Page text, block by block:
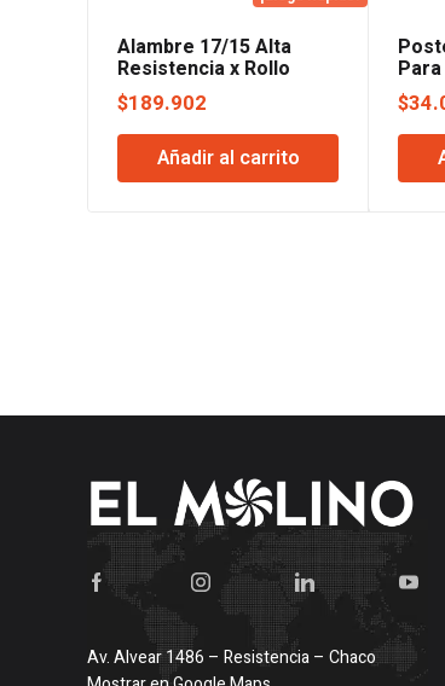
Alambre 17/15 Alta
Resistencia x Rollo
Fortin Importado
Acindar.
$189.902
Añadir al carrito
$
Av. Alvear 1486 – Resistencia – Chaco